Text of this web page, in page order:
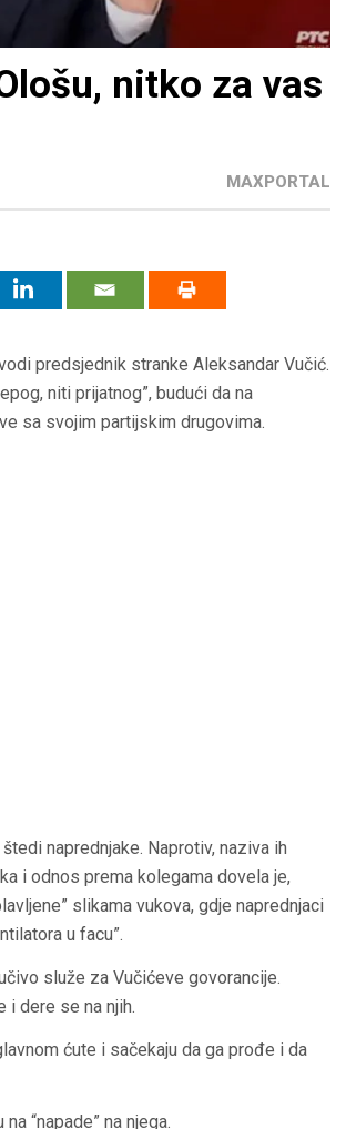
nitko za vas
MAXPORTAL
predsjednik stranke Aleksandar Vučić.
niti prijatnog”, budući da na
sa svojim partijskim drugovima.
naprednjake. Naprotiv, naziva ih
i odnos prema kolegama dovela je,
slikama vukova, gdje naprednjaci
u facu”.
služe za Vučićeve govorancije.
i dere se na njih.
ćute i sačekaju da ga prođe i da
“napade” na njega.